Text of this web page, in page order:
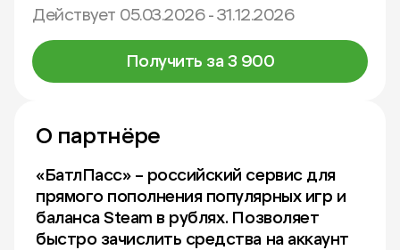
Действует 05.03.2026 - 31.12.2026
Получить за 3 900
О партнёре
«БатлПасс» – российский сервис для
прямого пополнения популярных игр и
баланса Steam в рублях. Позволяет
быстро зачислить средства на аккаунт